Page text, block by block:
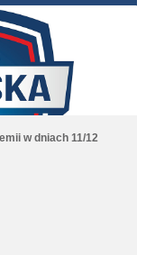
w dniach 11/12